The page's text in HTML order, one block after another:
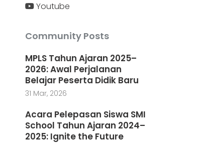
Youtube
Community Posts
MPLS Tahun Ajaran 2025–
2026: Awal Perjalanan
Belajar Peserta Didik Baru
31 Mar, 2026
Acara Pelepasan Siswa SMI
School Tahun Ajaran 2024–
2025: Ignite the Future